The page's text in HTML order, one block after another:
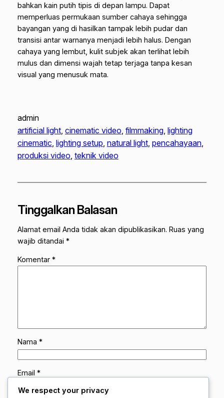
bahkan kain putih tipis di depan lampu. Dapat
memperluas permukaan sumber cahaya sehingga
bayangan yang di hasilkan tampak lebih pudar dan
transisi antar warnanya menjadi lebih halus. Dengan
cahaya yang lembut, kulit subjek akan terlihat lebih
mulus dan dimensi wajah tetap terjaga tanpa kesan
visual yang menusuk mata.
admin
artificial light, cinematic video, filmmaking, lighting
cinematic, lighting setup, natural light, pencahayaan
produksi video, teknik video
Tinggalkan Balasan
Alamat email Anda tidak akan dipublikasikan. Ruas yang
wajib ditandai *
Komentar *
Nama *
Email *
We respect your privacy